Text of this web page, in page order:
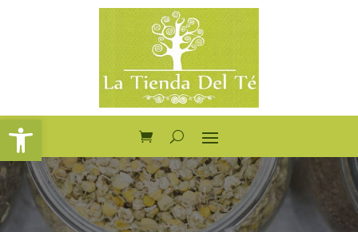
Abrir barra de herramientas